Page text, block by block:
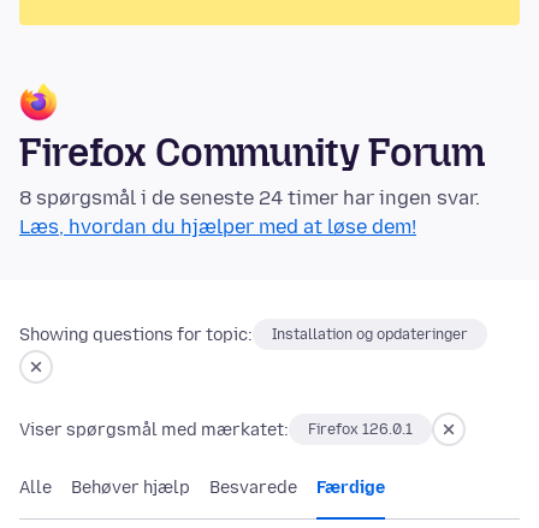
Firefox Community Forum
8 spørgsmål i de seneste 24 timer har ingen svar.
Læs, hvordan du hjælper med at løse dem!
Showing questions for topic: Installation og opdateringer
Viser spørgsmål med mærkatet: Firefox 126.0.1
Alle Behøver hjælp Besvarede Færdige